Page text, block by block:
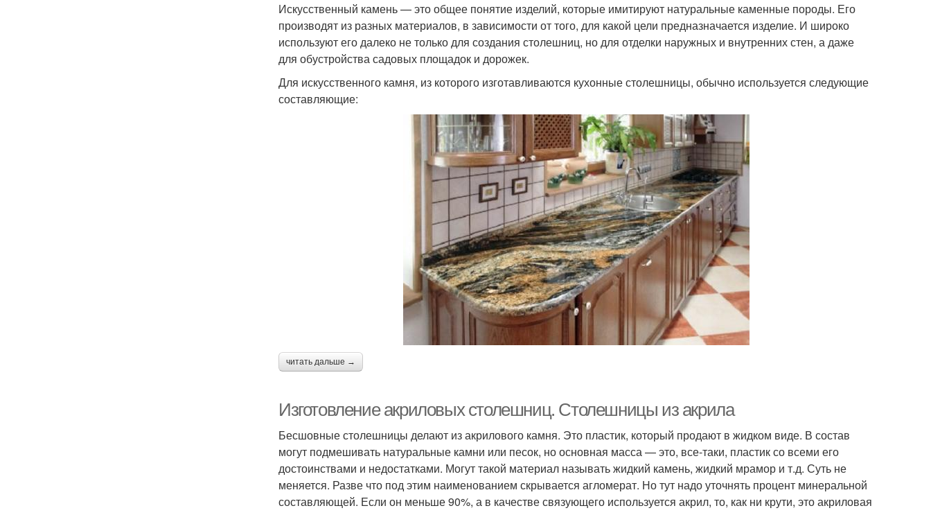
Искусственный камень — это общее понятие изделий, которые имитируют натуральные каменные породы. Его
производят из разных материалов, в зависимости от того, для какой цели предназначается изделие. И широко
используют его далеко не только для создания столешниц, но для отделки наружных и внутренних стен, а даже
для обустройства садовых площадок и дорожек.
Для искусственного камня, из которого изготавливаются кухонные столешницы, обычно используется следующие
составляющие:
читать дальше →
Изготовление акриловых столешниц. Столешницы из акрила
Бесшовные столешницы делают из акрилового камня. Это пластик, который продают в жидком виде. В состав
могут подмешивать натуральные камни или песок, но основная масса — это, все-таки, пластик со всеми его
достоинствами и недостатками. Могут такой материал называть жидкий камень, жидкий мрамор и т.д. Суть не
меняется. Разве что под этим наименованием скрывается агломерат. Но тут надо уточнять процент минеральной
составляющей. Если он меньше 90%, а в качестве связующего используется акрил, то, как ни крути, это акриловая